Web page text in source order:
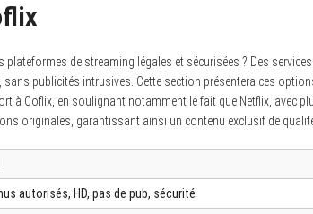
de streaming légales et sécurisées ? Des services
publicités intrusives. Cette section présentera ces
à Coflix, en soulignant notamment le fait que Netflix, avec
originales, garantissant ainsi un contenu exclusif de
autorisés, HD, pas de pub, sécurité